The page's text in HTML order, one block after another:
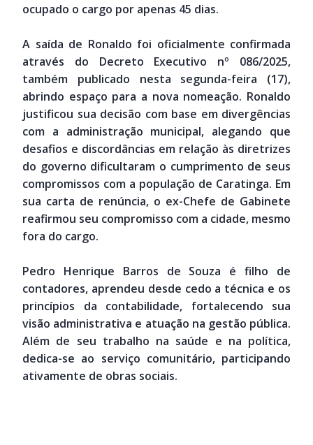
ocupado o cargo por apenas 45 dias.
A saída de Ronaldo foi oficialmente confirmada
através do Decreto Executivo nº 086/2025,
também publicado nesta segunda-feira (17),
abrindo espaço para a nova nomeação. Ronaldo
justificou sua decisão com base em divergências
com a administração municipal, alegando que
desafios e discordâncias em relação às diretrizes
do governo dificultaram o cumprimento de seus
compromissos com a população de Caratinga. Em
sua carta de renúncia, o ex-Chefe de Gabinete
reafirmou seu compromisso com a cidade, mesmo
fora do cargo.
Pedro Henrique Barros de Souza é filho de
contadores, aprendeu desde cedo a técnica e os
princípios da contabilidade, fortalecendo sua
visão administrativa e atuação na gestão pública.
Além de seu trabalho na saúde e na política,
dedica-se ao serviço comunitário, participando
ativamente de obras sociais.